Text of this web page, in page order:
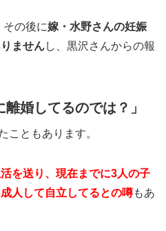
の後に嫁・水野さんの妊娠
ませんし、黒沢さんからの報
離婚してるのでは？」
こともあります。
を送り、現在までに3人の子
人して自立してるとの噂もあ